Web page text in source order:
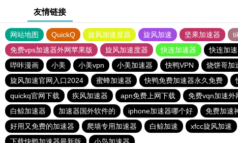
友情链接
网站地图 QuickQ 旋风加速度器 旋风加速 坚果加速器
免费vps加速器外网苹果版
旋风加速度器 快连加速器 快连加
哔咔漫画
小美 小美vpn 小美加速器 快鸭VPN 烧饼哥加
旋风加速官网入口2024
蜜蜂加速器 快鸭免费加速器永久免费
quickq官网下载
疾风加速器 apn免费上网下载 免费vqn加速外
白鲸加速器
加速器国外软件的 iphone加速器哪个好 免费加速
好用又免费的加速器
爬墙专用加速器 白鲸加速 xfcc旋风加速